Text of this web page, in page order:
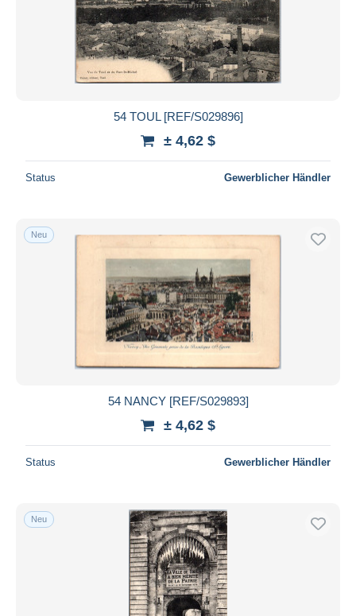
54 TOUL [REF/S029896]
± 4,62 $
Status Gewerblicher Händler
Neu
54 NANCY [REF/S029893]
± 4,62 $
Status Gewerblicher Händler
Neu